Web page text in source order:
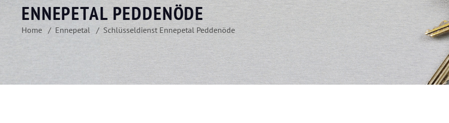
ENNEPETAL PEDDENÖDE
Home Ennepetal Schlüsseldienst Ennepetal Peddenöde